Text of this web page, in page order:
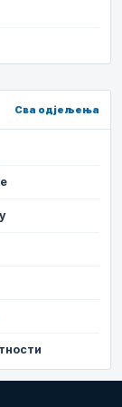
Сва одјељења